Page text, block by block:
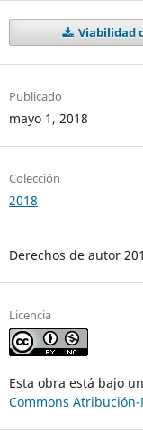
Viabilidad
Publicado
mayo 1, 2018
Colección
2018
Derechos de autor
Licencia
Esta obra está bajo
Commons